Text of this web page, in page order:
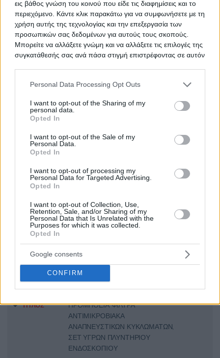
εις βάθος γνώση του κοινού που είδε τις διαφημίσεις και το
περιεχόμενο. Κάντε κλικ παρακάτω για να συμφωνήσετε με τη
χρήση αυτής της τεχνολογίας και την επεξεργασία των
προσωπικών σας δεδομένων για αυτούς τους σκοπούς.
Μπορείτε να αλλάξετε γνώμη και να αλλάξετε τις επιλογές της
συγκατάθεσής σας ανά πάσα στιγμή επιστρέφοντας σε αυτόν
Please note that this website/app uses one or more Google
not limited to your visit or usage behaviour. You may click to
grant or deny consent to Google and its third-party tags to
use your data for below specified purposes in below Google
consent section.
Personal Data Processing Opt Outs
I want to opt-out of the Sharing of my
personal data.
Opted In
I want to opt-out of the Sale of my
Personal Data.
Opted In
I want to opt-out of processing my
Personal Data for Targeted Advertising.
Opted In
I want to opt-out of Collection, Use,
Retention, Sale, and/or Sharing of my
Personal Data that Is Unrelated with the
Purposes for which it was collected.
Opted In
Google consents
CONFIRM
ΤΙΤΛΟΣ
Προμήθεια και εγκατάσταση τριών
κλιβάνων
ΤΙΤΛΟΣ
Επισκευή και συντήρηση
εγκαταστάσεων
ΤΙΤΛΟΣ
ιατροτεχνολογικού εξοπλισμού
ΤΙΤΛΟΣ
Παροχή υπηρεσιών για την
Περ Θεσσαλίας
ΤΙΤΛΟΣ
Προμήθεια διατάξεων νεφρικής
υποστήριξης
ΤΙΤΛΟΣ
ΠΡΟΜΗΘΕΙΑ ΦΙΛΤΡΑ
ΑΝΤΙΜΙΚΡΟΒΙΑΚΑ
ΑΝΑΠΝΕΥΣΤΙΚΩΝ ΚΥΚΛΩΜΑΤΩΝ,
ΣΕΤ ΥΓΡΩΝ ΠΛΥΝΤΗΡΙΟΥ
ΕΝΔΟΣΚΟΠΙΟΥ